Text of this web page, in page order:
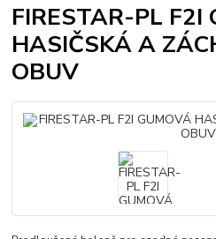
FIRESTAR-PL F2I
HASIČSKÁ A
OBUV